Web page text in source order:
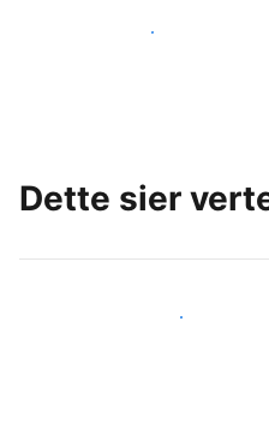
Nå ut til nye gjester i dag
Dette sier
Gjør som andre verter